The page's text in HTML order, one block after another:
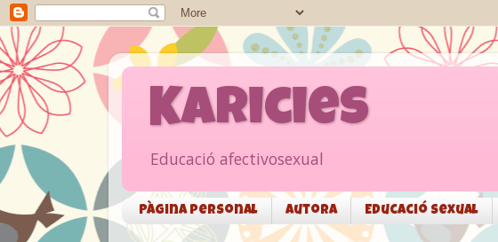
Karicies
Educació afectivosexual
Pàgina personal Autora Educació sexual